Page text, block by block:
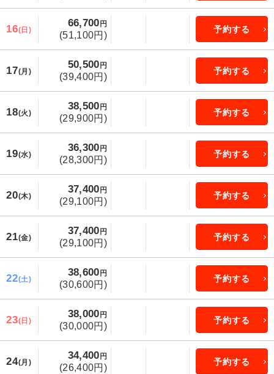
16(日)
66,700 円
(51,100円)
予約する
17(月)
50,500 円
(39,400円)
予約する
18(火)
38,500 円
(29,900円)
予約する
19(水)
36,300 円
(28,300円)
予約する
20(木)
37,400 円
(29,100円)
予約する
21(金)
37,400 円
(29,100円)
予約する
22(土)
38,600 円
(30,600円)
予約する
23(日)
38,000 円
(30,000円)
予約する
24(月)
34,400 円
(26,400円)
予約する